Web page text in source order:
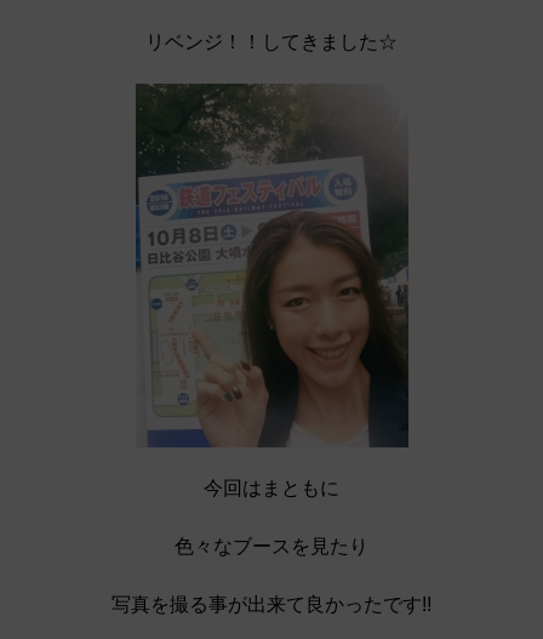
リベンジ！！してきました☆
今回はまともに
色々なブースを見たり
写真を撮る事が出来て良かったです!!